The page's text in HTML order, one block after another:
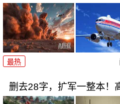
最热
删去28字，扩军一整本！